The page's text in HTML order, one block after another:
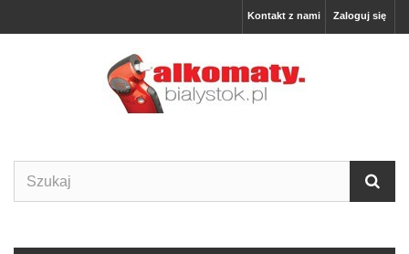
Zaloguj się
Kontakt z nami